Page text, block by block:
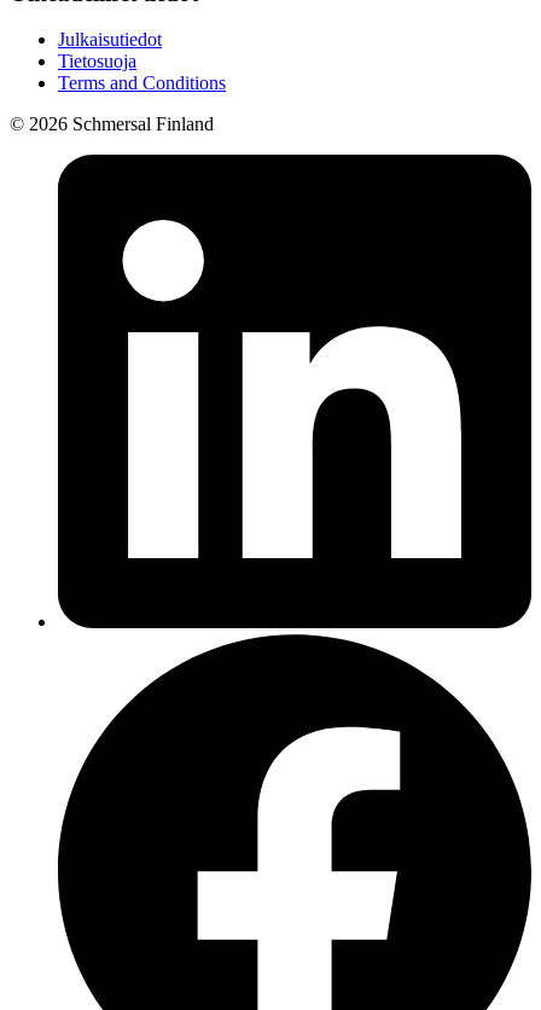
Julkaisutiedot
Tietosuoja
Terms and Conditions
© 2026 Schmersal Finland